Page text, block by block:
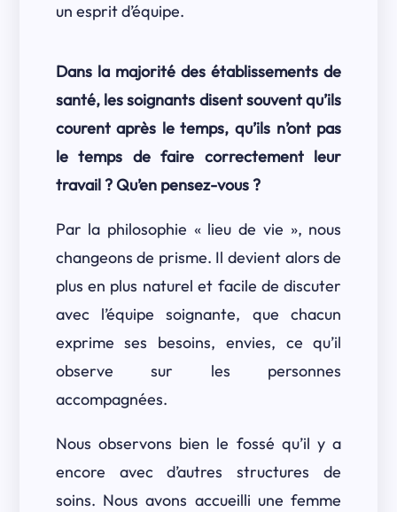
un esprit d’équipe.
Dans la majorité des établissements de
santé, les soignants disent souvent qu’ils
courent après le temps, qu’ils n’ont pas
le temps de faire correctement leur
travail ? Qu’en pensez-vous ?
Par la philosophie « lieu de vie », nous
changeons de prisme. Il devient alors de
plus en plus naturel et facile de discuter
avec l’équipe soignante, que chacun
exprime ses besoins, envies, ce qu’il
observe sur les personnes
accompagnées.
Nous observons bien le fossé qu’il y a
encore avec d’autres structures de
soins. Nous avons accueilli une femme